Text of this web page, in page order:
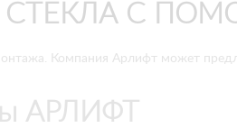
С
Компания Арлифт может
АРЛИФТ